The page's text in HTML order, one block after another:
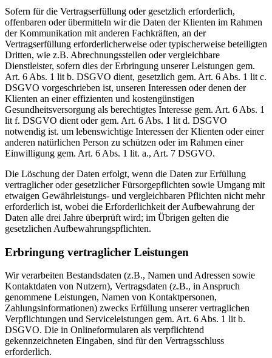
Sofern für die Vertragserfüllung oder gesetzlich erforderlich,
offenbaren oder übermitteln wir die Daten der Klienten im Rahmen
der Kommunikation mit anderen Fachkräften, an der
Vertragserfüllung erforderlicherweise oder typischerweise beteiligten
Dritten, wie z.B. Abrechnungsstellen oder vergleichbare
Dienstleister, sofern dies der Erbringung unserer Leistungen gem.
Art. 6 Abs. 1 lit b. DSGVO dient, gesetzlich gem. Art. 6 Abs. 1 lit c.
DSGVO vorgeschrieben ist, unseren Interessen oder denen der
Klienten an einer effizienten und kostengünstigen
Gesundheitsversorgung als berechtigtes Interesse gem. Art. 6 Abs. 1
lit f. DSGVO dient oder gem. Art. 6 Abs. 1 lit d. DSGVO
notwendig ist. um lebenswichtige Interessen der Klienten oder einer
anderen natürlichen Person zu schützen oder im Rahmen einer
Einwilligung gem. Art. 6 Abs. 1 lit. a., Art. 7 DSGVO.
Die Löschung der Daten erfolgt, wenn die Daten zur Erfüllung
vertraglicher oder gesetzlicher Fürsorgepflichten sowie Umgang mit
etwaigen Gewährleistungs- und vergleichbaren Pflichten nicht mehr
erforderlich ist, wobei die Erforderlichkeit der Aufbewahrung der
Daten alle drei Jahre überprüft wird; im Übrigen gelten die
gesetzlichen Aufbewahrungspflichten.
Erbringung vertraglicher Leistungen
Wir verarbeiten Bestandsdaten (z.B., Namen und Adressen sowie
Kontaktdaten von Nutzern), Vertragsdaten (z.B., in Anspruch
genommene Leistungen, Namen von Kontaktpersonen,
Zahlungsinformationen) zwecks Erfüllung unserer vertraglichen
Verpflichtungen und Serviceleistungen gem. Art. 6 Abs. 1 lit b.
DSGVO. Die in Onlineformularen als verpflichtend
gekennzeichneten Eingaben, sind für den Vertragsschluss
erforderlich.